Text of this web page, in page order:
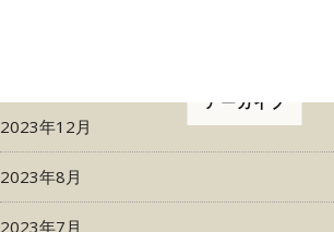
アーカイブ
2023年12月
2023年8月
2023年7月